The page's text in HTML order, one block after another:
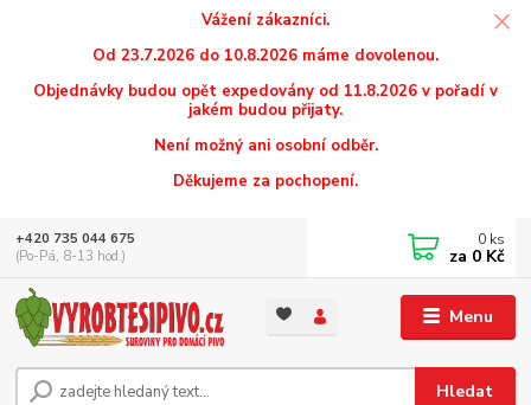
Vážení zákazníci.
Od 23.7.2026 do 10.8.2026 máme dovolenou.
Objednávky budou opět expedovány od 11.8.2026 v pořadí v
jakém budou přijaty.
Není možný ani osobní odběr.
Děkujeme za pochopení.
Menu
Hledat
+420 735 044 675
(Po-Pá, 8-13 hod.)
0 ks
za 0 Kč